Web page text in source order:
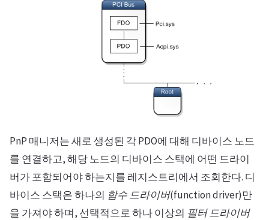
PnP 매니저는 새로 생성된 각 PDO에 대해 디바이스 노드
를 연결하고, 해당 노드의 디바이스 스택에 어떤 드라이
버가 포함되어야 하는지를 레지스트리에서 조회한다. 디
바이스 스택은 하나의 함수 드라이버(function driver)만
을 가져야 하며, 선택적으로 하나 이상의 필터 드라이버